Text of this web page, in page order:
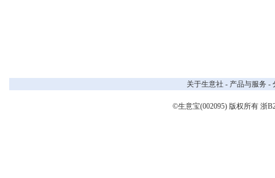
关于生意社 - 产品与服务 -
©生意宝(002095) 版权所有 浙